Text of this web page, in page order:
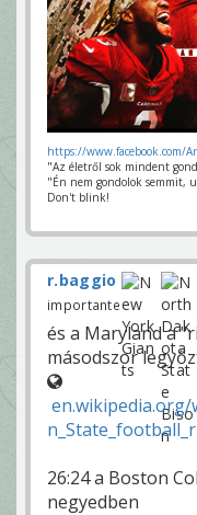
https://www.facebook.com/
"Az életről sok mindent
"Én nem gondolok semmit,
Don't blink!
r.baggio
importante
és a Maryland a
másodszor
en.wikipedia.org/
26:24 a Boston
negyedben